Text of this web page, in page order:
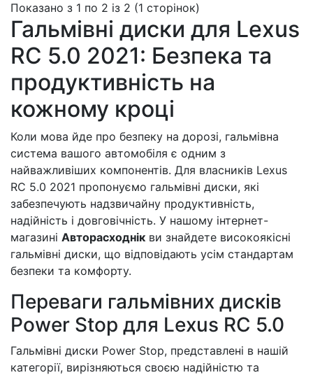
Показано з 1 по 2 із 2 (1 сторінок)
Гальмівні диски для Lexus
RC 5.0 2021: Безпека та
продуктивність на
кожному кроці
Коли мова йде про безпеку на дорозі, гальмівна
система вашого автомобіля є одним з
найважливіших компонентів. Для власників Lexus
RC 5.0 2021 пропонуємо гальмівні диски, які
забезпечують надзвичайну продуктивність,
надійність і довговічність. У нашому інтернет-
магазині Авторасходнік ви знайдете високоякісні
гальмівні диски, що відповідають усім стандартам
безпеки та комфорту.
Переваги гальмівних дисків
Power Stop для Lexus RC 5.0
Гальмівні диски Power Stop, представлені в нашій
категорії, вирізняються своєю надійністю та